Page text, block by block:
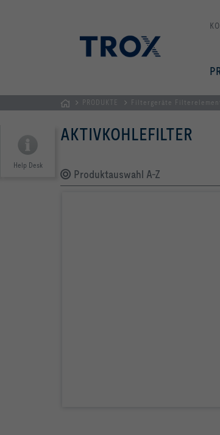
PRODUKTE Filtergeräte
Help Desk
AKTIVKOHLEFILTER
Produktauswahl A-Z